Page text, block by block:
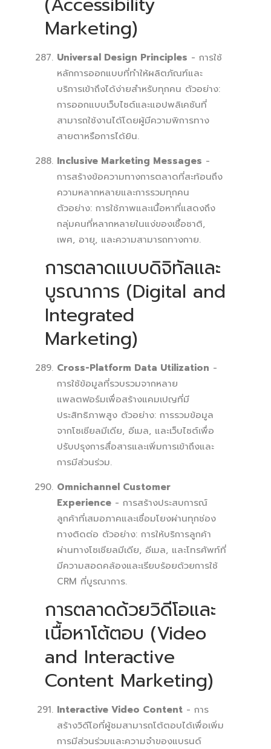
Marketing)
Universal Design Principles - การใช้
หลักการออกแบบที่ทำให้ผลิตภัณฑ์และ
บริการเข้าถึงได้ง่ายสำหรับทุกคน ตัวอย่าง:
การออกแบบเว็บไซต์และแอปพลิเคชันที่
สามารถใช้งานได้โดยผู้มีความพิการทาง
สายตาหรือการได้ยิน.
Inclusive Marketing Messages -
การสร้างข้อความทางการตลาดที่สะท้อนถึง
ความหลากหลายและการรวมทุกคน
ตัวอย่าง: การใช้ภาพและเนื้อหาที่แสดงถึง
กลุ่มคนที่หลากหลายในแง่ของเชื้อชาติ,
เพศ, อายุ, และความสามารถทางกาย.
การตลาดแบบดิจิทัลและ
บูรณาการ (Digital and
Integrated
Marketing)
Cross-Platform Data Utilization -
การใช้ข้อมูลที่รวบรวมจากหลาย
แพลตฟอร์มเพื่อสร้างแคมเปญที่มี
ประสิทธิภาพสูง ตัวอย่าง: การรวมข้อมูล
จากโซเชียลมีเดีย, อีเมล, และเว็บไซต์เพื่อ
ปรับปรุงการสื่อสารและเพิ่มการเข้าถึงและ
การมีส่วนร่วม.
Omnichannel Customer
Experience - การสร้างประสบการณ์
ลูกค้าที่เสมอภาคและเชื่อมโยงผ่านทุกช่อง
ทางติดต่อ ตัวอย่าง: การให้บริการลูกค้า
ผ่านทางโซเชียลมีเดีย, อีเมล, และโทรศัพท์ที่
มีความสอดคล้องและเรียบร้อยด้วยการใช้
CRM ที่บูรณาการ.
การตลาดด้วยวิดีโอและ
เนื้อหาโต้ตอบ (Video
and Interactive
Content Marketing)
Interactive Video Content - การ
สร้างวิดีโอที่ผู้ชมสามารถโต้ตอบได้เพื่อเพิ่ม
การมีส่วนร่วมและความจำของแบรนด์